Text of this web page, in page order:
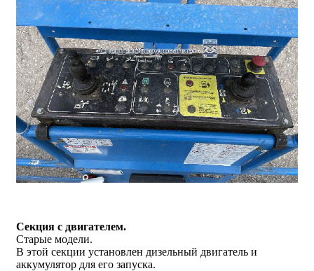
Секция с двигателем.
Старые модели.
В этой секции установлен дизельный двигатель и
аккумулятор для его запуска.